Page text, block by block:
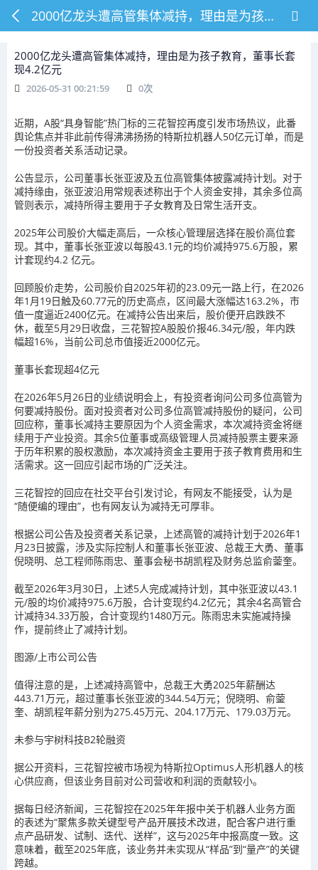
2000亿龙头遭高管集体减持，理由是为孩子教育，董事长套现4.2亿元
2000亿龙头遭高管集体减持，理由是为孩子教育，董事长套
现4.2亿元
2026-05-31 00:21:59 0次
近期，A股“具身智能”热门标的三花智控再度引发市场热议，此番
舆论焦点并非此前传得沸沸扬扬的特斯拉机器人50亿元订单，而是
一份投资者关系活动记录。
公告显示， 公司董事长张亚波及五位高管集体披露减持计划。 对于
减持缘由，张亚波沿用常规表述称出于个人资金安排，其余多位高
管则表示， 减持所得主要用于子女教育及日常生活开支。
2025年公司股价大幅走高后，一众核心管理层选择在股价高位套
现。其中， 董事长张亚波以每股43.1元的均价减持975.6万股，累
计套现约4.2 亿元。
回顾股价走势，公司股价自2025年初的23.09元一路上行， 在2026
年1月19日触及60.77元的历史高点，区间最大涨幅达163.2%，市
值一度逼近2400亿元。在减持公告出来后，股价便开启跌跌不
休，截至5月29日收盘，三花智控A股股价报46.34元/股，年内跌
幅超16%，当前公司总市值接近2000亿元。
董事长套现超4亿元
在2026年5月26日的业绩说明会上，有投资者询问公司多位高管为
何要减持股份。面对投资者对公司多位高管减持股份的疑问，公司
回应称，董事长减持主要原因为个人资金需求，本次减持资金将继
续用于产业投资。 其余5位董事或高级管理人员减持股票主要来源
于历年积累的股权激励，本次减持资金主要用于孩子教育费用和生
活需求。这一回应引起市场的广泛关注。
三花智控的回应在社交平台引发讨论，有网友不能接受，认为是
“随便编的理由”，也有网友认为减持无可厚非。
根据公司公告及投资者关系记录，上述高管的减持计划于2026年1
月23日披露，涉及实际控制人和董事长张亚波、总裁王大勇、董事
倪晓明、总工程师陈雨忠、董事会秘书胡凯程及财务总监俞蓥奎。
截至2026年3月30日，
上述5人完成减持计划，其中张亚波以43.1
元/股的均价减持975.6万股，合计变现约4.2亿元； 其余4名高管合
计减持34.33万股，合计变现约1480万元。陈雨忠未实施减持操
作，提前终止了减持计划。
图源/上市公司公告
值得注意的是，上述减持高管中，总裁王大勇2025年薪酬达
443.71万元，超过董事长张亚波的344.54万元；倪晓明、俞蓥
奎、胡凯程年薪分别为275.45万元、204.17万元、179.03万元。
未参与宇树科技B2轮融资
据公开资料， 三花智控被市场视为特斯拉Optimus人形机器人的核
心供应商，但该业务目前对公司营收和利润的贡献较小。
据每日经济新闻，三花智控在2025年年报中关于机器人业务方面
的表述为“聚焦多款关键型号产品开展技术改进，配合客户进行重
点产品研发、试制、迭代、送样”，这与2025年中报高度一致。这
意味着，截至2025年底， 该业务并未实现从“样品”到“量产”的关键
跨越。